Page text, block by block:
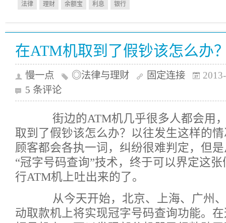
法律 理财 余额宝 利息 银行
在ATM机取到了假钞该怎么办
慢一点 ◎法律与理财 固定连接
5 条评论
街边的ATM机几乎很多人都会用
取到了假钞该怎么办？以往发生这样的
顾客都会各执一词，纠纷很难判定，但
“冠字号码查询”技术，终于可以界定这
行ATM机上吐出来的了。
从今天开始，北京、上海、广州、
动取款机上将实现冠字号码查询功能。